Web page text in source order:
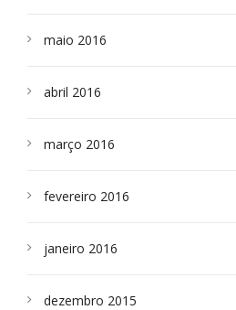
maio 2016
abril 2016
março 2016
fevereiro 2016
janeiro 2016
dezembro 2015